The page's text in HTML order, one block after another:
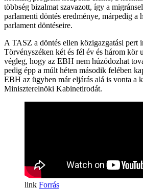
többség bizalmat szavazott, így a
parlamenti döntés eredménye, márpedig a
parlament döntéseire.
A TASZ a döntés ellen közigazgatási pert
Törvényszéken két és fél év és három kör
végleg, hogy az EBH nem húzódozhat
pedig épp a múlt héten második felében
EBH az ügyben már eljárás alá is vonta a
Miniszterelnöki Kabinetirodát.
Forrás